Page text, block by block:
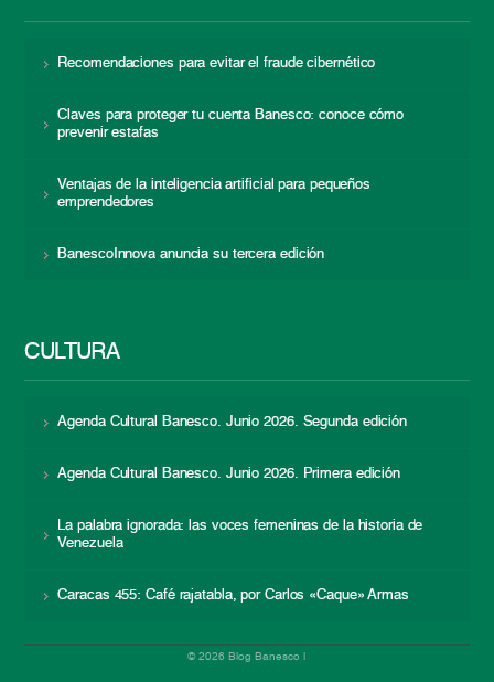
Recomendaciones para evitar el fraude cibernético
Claves para proteger tu cuenta Banesco: conoce cómo
prevenir estafas
Ventajas de la inteligencia artificial para pequeños
emprendedores
BanescoInnova anuncia su tercera edición
CULTURA
Agenda Cultural Banesco. Junio 2026. Segunda edición
Agenda Cultural Banesco. Junio 2026. Primera edición
La palabra ignorada: las voces femeninas de la historia de
Venezuela
Caracas 455: Café rajatabla, por Carlos «Caque» Armas
© 2026 Blog Banesco |